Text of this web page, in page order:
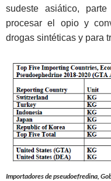
sudeste asiático,
procesar el opio y
drogas sintéticas y para
Importadores de pseudoefredina,